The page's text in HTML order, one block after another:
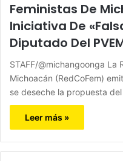
Feministas De
Iniciativa De
Diputado Del
STAFF/@michangoonga La
Michoacán (RedCoFem)
se deseche la propuesta
Leer más »